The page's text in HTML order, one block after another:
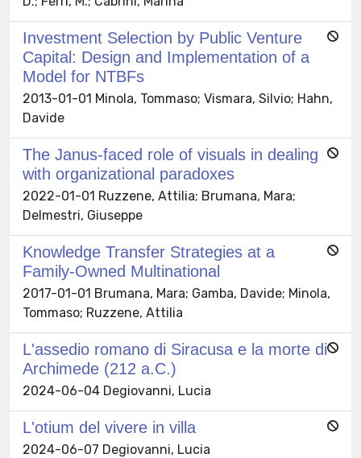
Investment Selection by Public Venture
Capital: Design and Implementation of a
Model for NTBFs
2013-01-01 Minola, Tommaso; Vismara, Silvio; Hahn,
Davide
The Janus-faced role of visuals in dealing
with organizational paradoxes
2022-01-01 Ruzzene, Attilia; Brumana, Mara;
Delmestri, Giuseppe
Knowledge Transfer Strategies at a
Family-Owned Multinational
2017-01-01 Brumana, Mara; Gamba, Davide; Minola,
Tommaso; Ruzzene, Attilia
L'assedio romano di Siracusa e la morte di
Archimede (212 a.C.)
2024-06-04 Degiovanni, Lucia
L'otium del vivere in villa
2024-06-07 Degiovanni, Lucia